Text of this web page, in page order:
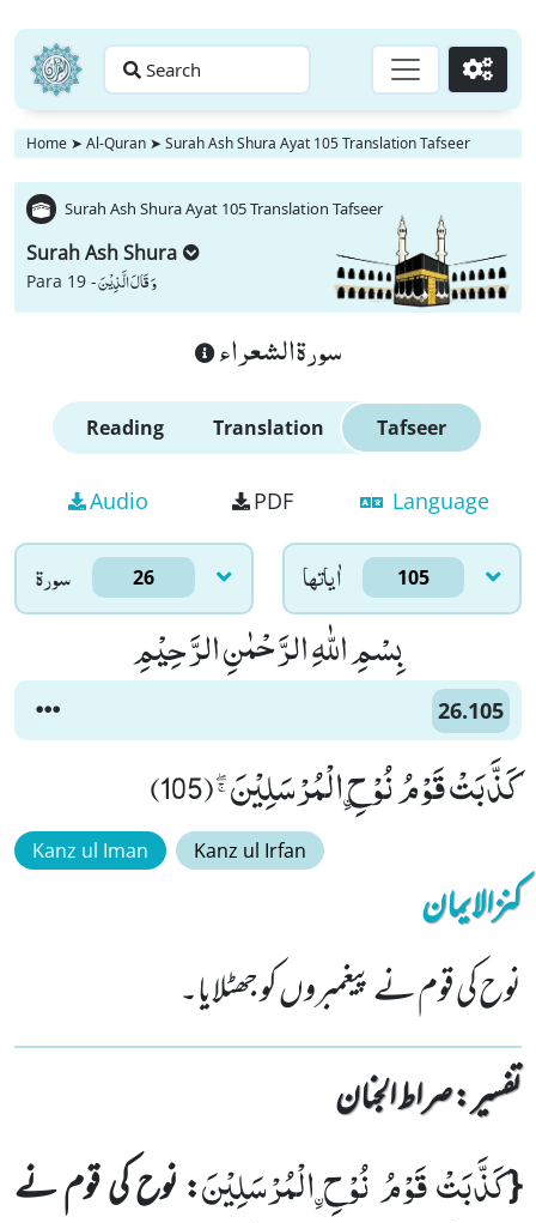
Search Go
Home ➤ Al-Quran ➤ Surah Ash Shura Ayat 105 Translation Tafseer
Surah Ash Shura Ayat 105 Translation Tafseer
Surah Ash Shura
Para 19 -وَ قَالَ الَّذِیْنَ
سورة الشعراء
Reading Translation Tafseer
Audio PDF Language
سورۃ 26 اٰياتها 105
بِسْمِ اللّٰهِ الرَّحْمٰنِ الرَّحِیْمِ
26.105
كَذَّبَتْ قَوْمُ نُوْحِ ﹰالْمُرْسَلِیْنَﭕ(105)
Kanz ul Iman Kanz ul Irfan
کنزالایمان
نوح کی قوم نے پیغمبروں کو جھٹلایا۔
تفسیر : ‎صراط الجنان
{كَذَّبَتْ قَوْمُ نُوْحِ ﹰالْمُرْسَلِیْنَ: نوح کی قوم نے